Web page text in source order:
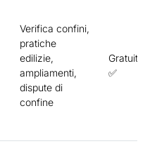
Verifica confini,
pratiche
edilizie,
ampliamenti,
dispute di
confine
Gratuita
✅